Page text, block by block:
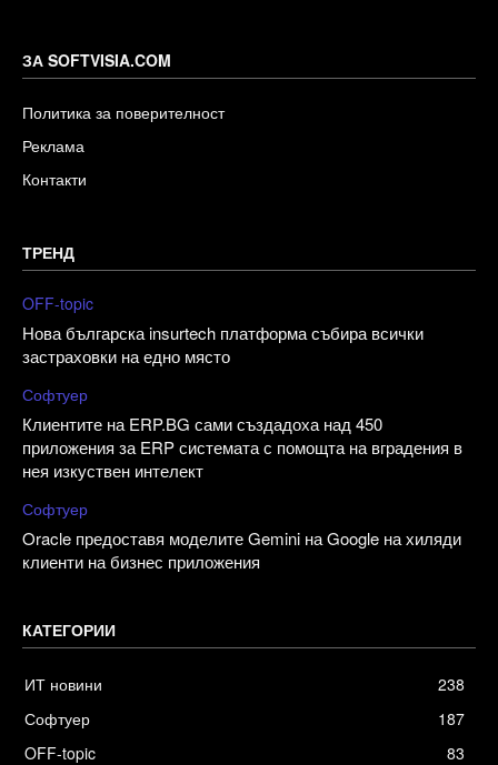
ЗА SOFTVISIA.COM
Политика за поверителност
Реклама
Контакти
ТРЕНД
OFF-topic
Нова българска insurtech платформа събира всички
застраховки на едно място
Софтуер
Клиентите на ERP.BG сами създадоха над 450
приложения за ERP системата с помощта на вградения в
нея изкуствен интелект
Софтуер
Oracle предоставя моделите Gemini на Google на хиляди
клиенти на бизнес приложения
КАТЕГОРИИ
ИТ новини
238
Софтуер
187
OFF-topic
83